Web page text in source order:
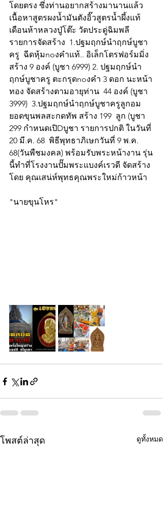
โดยตรง ซึ่งท่านอยากสร้างมานานแล้ว
เนื้อหาสูตรผงน้ำมันตังอิ๊วสูตรน้ำผึ้งแท้
เดือนห้าหลวงปู่โต๊ะ วัดประดู่ฉิมพลี
รายการจัดสร้าง  1.ปฐมฤกษ์นำฤกษ์บูชา
ครู  ฉีดหุ้มnoงคำแท้.. อิเล็กโตรฟอร์มมิ่ง
สร้าง 9 องค์ (บูชา 6999) 2. ปฐมฤกษ์นำ
ฤกษ์บูชาครู ตะกรุดnoงคำ 3 ดอก นะหน้า
ทอง จัดสร้างตามอายุท่าน  44 องค์ (บูชา
3999)  3.ปฐมฤกษ์นำฤกษ์บูชาครูลูกอม
ยอดขุนพลสะกดทัพ สร้าง 199  ลูก (บูชา
299 กำหนดเปิDบูชา รายการปกติ ในวันที่
20 มี.ค. 68  พิธีพุทธาภิเษกวันที่ 9 พ.ค.
68(วันพืชมงคล) พร้อมรับพระหน้างาน รุ่น
นี้ทำที่โรงงานปั๊มพระแบงค์เรวดี จัดสร้าง
โดย คุณเสน่ห์พุทธคุณพระใหม่ก้าวหน้า
"นายขุนโหร"
โพสต์ล่าสุด ดูทั้งหมด